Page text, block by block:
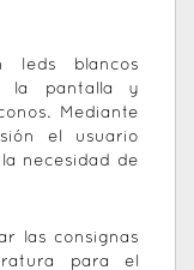
leds blancos
la pantalla y
Mediante
el usuario
necesidad de
las consignas
para el